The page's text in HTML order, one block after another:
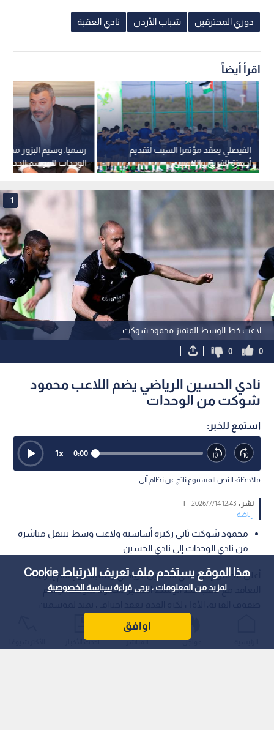
هذا الموقع يستخدم ملف تعريف الارتباط Cookie
لمزيد من المعلومات ، يرجى قراءةسياسة الخصوصية
اوافق
دوري المحترفين شباب الأردن نادي العقبة
اقرأ أيضاً
رسميا: وسيم البزور مديرا
الوحدات للموسم الجديد
الفيصلي يعقد مؤتمرا السبت لتقديم
أجهزة الفريق واللاعبين
لاعب خط الوسط المتميز محمود شوكت
1
0
0
نادي الحسين الرياضي يضم اللاعب محمود
شوكت من الوحدات
استمع للخبر:
0:00
1x
ملاحظة: النص المسموع ناتج عن نظام آلي
نشر :12:43 2026/7/14
|
رياضة
محمود شوكت ثاني ركيزة أساسية ولاعب وسط ينتقل مباشرة
من نادي الوحدات إلى نادي الحسين
أعلن مجلس إدارة نادي الحسين الرياضي رسميا، عن إتمام إجراءات
التعاقد مع لاعب خط الوسط المتميز محمود شوكت، ليدعم
صفقة مدوية تشعل سوق الانتقالات المحلية.
عواجل المباشر أحدث الأخبار